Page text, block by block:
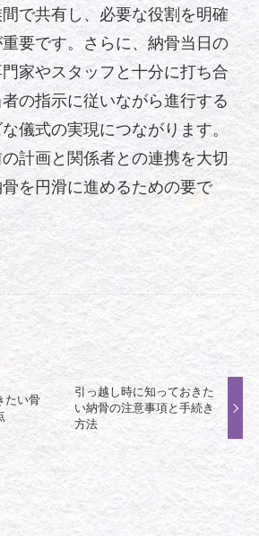
で共有し、必要な役割を明確
要です。さらに、納骨当日の
家やスタッフと十分に打ち合
の指示に従いながら進行する
儀式の実現につながります。
計画と関係者との連携を大切
を円滑に進めるための要で
たい骨
引っ越し時に知っておきた
い納骨の注意事項と手続き
方法